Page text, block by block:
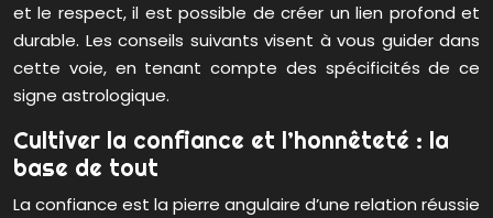
et le respect, il est possible de créer un lien profond et
durable. Les conseils suivants visent à vous guider dans
cette voie, en tenant compte des spécificités de ce
signe astrologique.
Cultiver la confiance et l’honnêteté : la
base de tout
La confiance est la pierre angulaire d’une relation réussie